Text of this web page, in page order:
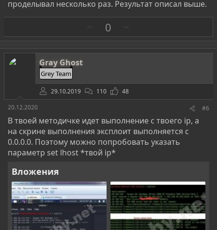
проделывал несколько раз. Результат описал выше.
а
0
р
о
Gray Ghost
Grey Team
29.10.2019 110
48
20.12.2020
#6
В твоей методичке идет выполнение с твоего ip, а
на скрине выполнения эксплоит выполняется с
0.0.0.0. Поэтому можно попробовать указать
параметр set lhost *твой ip*
Вложения